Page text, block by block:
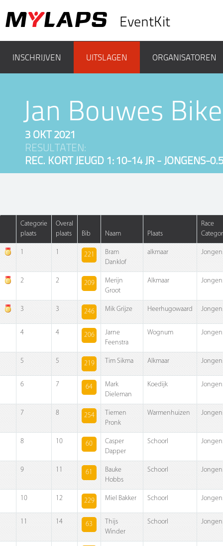
EventKit
INSCHRIJVEN UITSLAGEN ORGANISATOREN
Jan Bouwes
3 OKT 2021
RESULTATEN:
REC. KORT JEUGD 1: 10-14 JR - JONGENS-
Categorie
plaats
Overal
plaats
Bib Naam Plaats
Race
1 1 221
Bram
Danklof
alkmaar
2 2 209
Merijn
Groot
Alkmaar
3 3 246 Mik Grijze Heerhugowaard
4 4 206
Jarne
Feenstra
Wognum
5 5 219 Tim Sikma Alkmaar
6 7 64
Mark
Dieleman
Koedijk
7 8 254
Tiemen
Pronk
Warmenhuizen
8 10 60
Casper
Dapper
Schoorl
9 11 61
Bauke
Hobbs
Schoorl
10 12 229 Miel Bakker Schoorl
11 14 63
Thijs
Winder
Schoorl